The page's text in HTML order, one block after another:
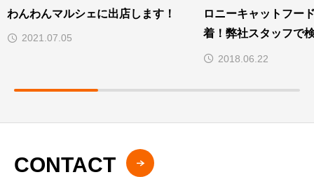
わんわんマルシェに出店します！
2021.07.05
ロニーキャットフー
着！弊社スタッフで
た！2018.06.22
CONTACT